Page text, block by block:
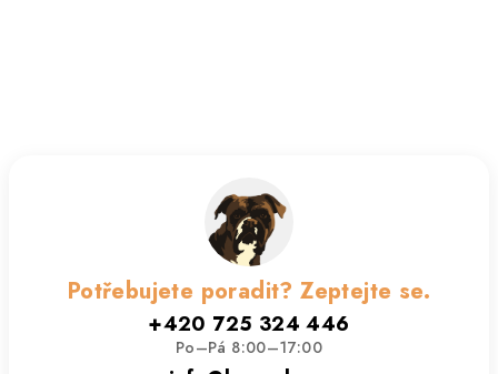
Potřebujete poradit? Zeptejte se.
+420 725 324 446
Po–Pá 8:00–17:00